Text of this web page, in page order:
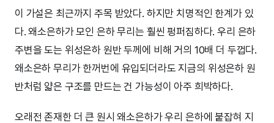
이 가설은 최근까지 주목 받았다. 하지만 치명적인 한계가 있
다. 왜소은하가 모인 은하 무리는 훨씬 펑퍼짐하다. 우리 은하
주변을 도는 위성은하 원반 두께에 비해 거의 10배 더 두껍다.
왜소은하 무리가 한꺼번에 유입되더라도 지금의 위성은하 원
반처럼 얇은 구조를 만드는 건 가능성이 아주 희박하다.
오래전 존재한 더 큰 원시 왜소은하가 우리 은하에 붙잡혀 지